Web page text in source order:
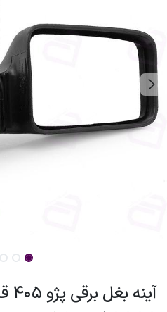
آینه بغل برقی پژو 405 قدیم کاوج کد5205